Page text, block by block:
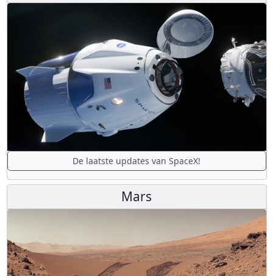
De laatste updates van SpaceX!
Mars